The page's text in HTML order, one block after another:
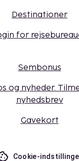
Destinationer
for
Sembonus
og nyheder.
nyhedsbrev
Gavekort
Cookie-